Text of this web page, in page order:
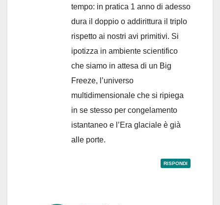
tempo: in pratica 1 anno di adesso
dura il doppio o addirittura il triplo
rispetto ai nostri avi primitivi. Si
ipotizza in ambiente scientifico
che siamo in attesa di un Big
Freeze, l’universo
multidimensionale che si ripiega
in se stesso per congelamento
istantaneo e l’Era glaciale è già
alle porte.
RISPONDI